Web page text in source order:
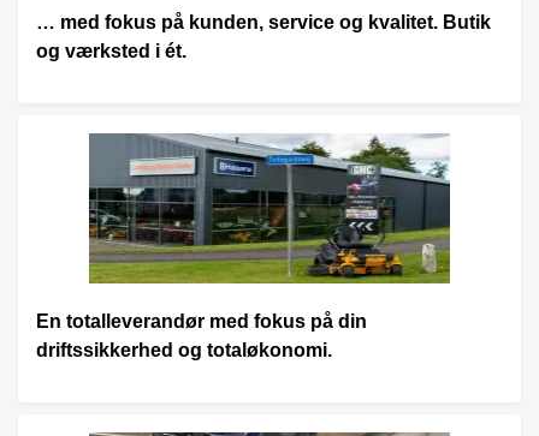
… med fokus på kunden, service og kvalitet. Butik
og værksted i ét.
En totalleverandør med fokus på din
driftssikkerhed og totaløkonomi.